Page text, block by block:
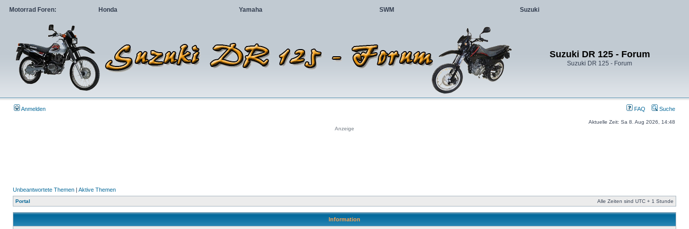
Motorrad Foren: Honda Yamaha SWM Suzuki
Suzuki DR 125 - Forum
Suzuki DR 125 - Forum
Anmelden FAQ Suche
Aktuelle Zeit: Sa 8. Aug 2026, 14:48
Anzeige
Unbeantwortete Themen | Aktive Themen
Portal Alle Zeiten sind UTC + 1 Stunde
Information